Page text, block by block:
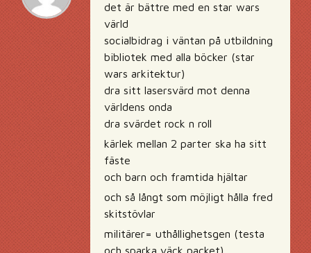
det är bättre med en star wars
värld
socialbidrag i väntan på utbildning
bibliotek med alla böcker (star
wars arkitektur)
dra sitt lasersvärd mot denna
världens onda
dra svärdet rock n roll
kärlek mellan 2 parter ska ha sitt
fäste
och barn och framtida hjältar
och så långt som möjligt hålla fred
skitstövlar
militärer= uthållighetsgen (testa
och sparka väck packet)